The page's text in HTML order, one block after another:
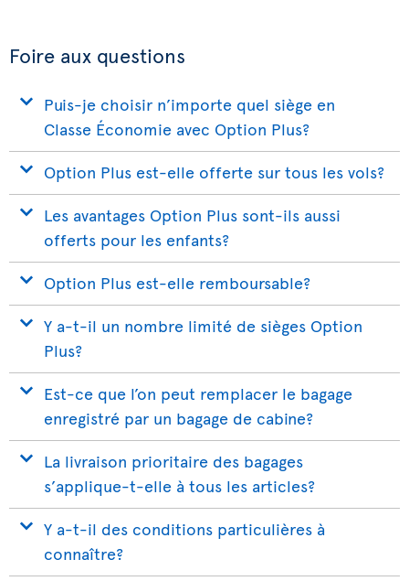
Foire aux questions
Puis-je choisir n’importe quel siège en
Classe Économie avec Option Plus?
Option Plus est-elle offerte sur tous les vols?
Les avantages Option Plus sont-ils aussi
offerts pour les enfants?
Option Plus est-elle remboursable?
Y a-t-il un nombre limité de sièges Option
Plus?
Est-ce que l’on peut remplacer le bagage
enregistré par un bagage de cabine?
La livraison prioritaire des bagages
s’applique-t-elle à tous les articles?
Y a-t-il des conditions particulières à
connaître?